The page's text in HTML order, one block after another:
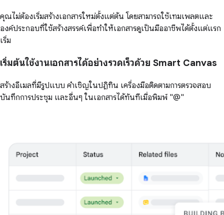
คุณไม่ต้องเริ่มสร้างเอกสารใหม่ตั้งแต่ต้น โดยสามารถใช้เทมเพลตและ
องค์ประกอบที่ใช้สร้างสรรค์เพื่อทำให้เอกสารดูเป็นมืออาชีพได้ตั้งแต่แรก
เริ่ม
เริ่มต้นใช้งานเอกสารได้อย่างรวดเร็วด้วย Smart Canvas
สร้างอีเมลที่มีรูปแบบ คำเชิญในปฏิทิน เครื่องมือติดตามการตรวจสอบ
บันทึกการประชุม และอื่นๆ ในเอกสารได้ทันทีเมื่อพิมพ์ "@"